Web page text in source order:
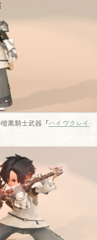
黒騎士武器『ハイヴクレイ